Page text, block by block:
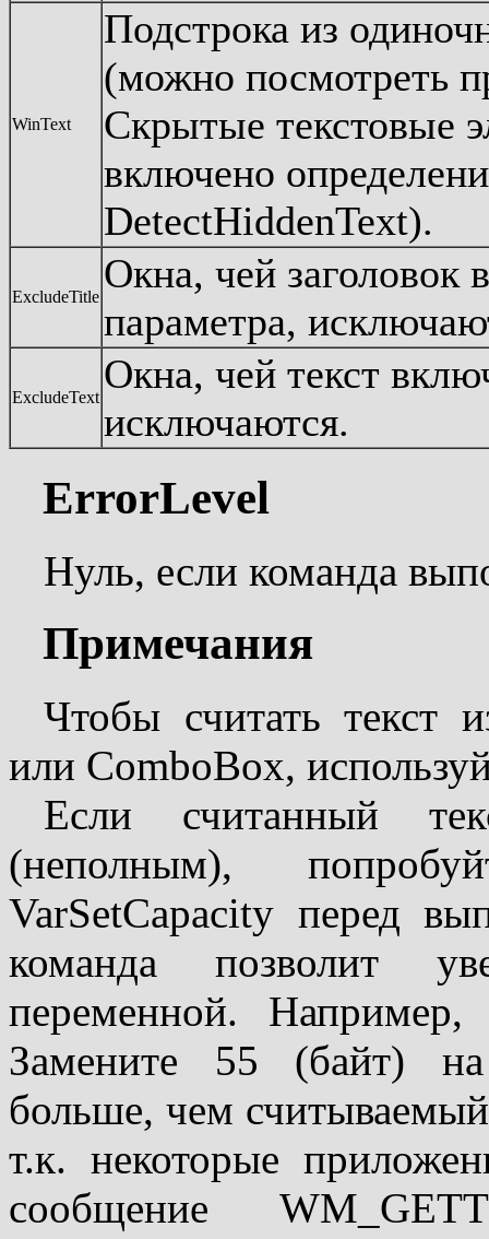
WinText
Подстрока из
(можно посмотреть
Скрытые текстовые
включено
DetectHiddenText).
ExcludeTitle
Окна, чей заголовок
параметра,
ExcludeText
Окна, чей текст
исключаются.
ErrorLevel
Нуль, если команда
Примечания
Чтобы считать текст
или ComboBox,
Если считанный
(неполным),
VarSetCapacity перед
команда позволит
переменной. Например,
Замените 55 (байт)
больше, чем
т.к. некоторые
сообщение